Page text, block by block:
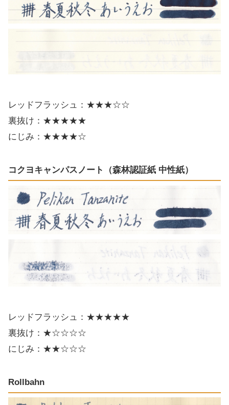
レッドフラッシュ：★★★☆☆
裏抜け：★★★★★
にじみ：★★★★☆
コクヨキャンパスノート（森林認証紙 中性紙）
レッドフラッシュ：★★★★★
裏抜け：★☆☆☆☆
にじみ：★★☆☆☆
Rollbahn